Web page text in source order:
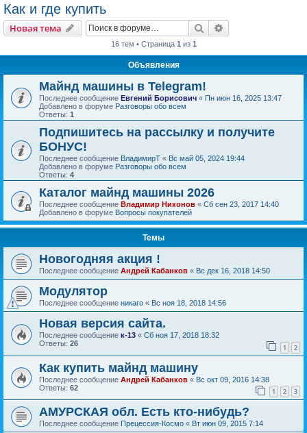
Как и где купить
Новая тема Поиск
16 тем • Страница 1 из 1
Объявления
Майнд машины в Telegram!
Последнее сообщение Евгений Борисович « Пн июн 16, 2025 13:47
Добавлено в форуме Разговоры обо всем
Ответы: 1
Подпишитесь на рассылку и получите
БОНУС!
Последнее сообщение ВладимирТ « Вс май 05, 2024 19:44
Добавлено в форуме Разговоры обо всем
Ответы: 4
Каталог майнд машины 2026
Последнее сообщение Владимир Никонов « Сб сен 23, 2017 14:40
Добавлено в форуме Вопросы покупателей
Темы
Новогодняя акция !
Последнее сообщение Андрей Кабанков « Вс дек 16, 2018 14:50
Модулятор
Последнее сообщение никаго « Вс ноя 18, 2018 14:56
Новая версия сайта.
Последнее сообщение к-13 « Сб ноя 17, 2018 18:32
Ответы: 26 1 2
Как купить майнд машину
Последнее сообщение Андрей Кабанков « Вс окт 09, 2016 14:38
Ответы: 62 1 2 3
АМУРСКАЯ обл. Есть кто-нибудь?
Последнее сообщение Прецессия-Космо « Вт июн 09, 2015 7:14